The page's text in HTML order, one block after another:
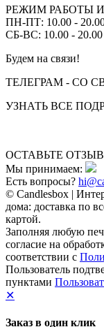
РЕЖИМ РАБОТЫ
ПН-ПТ: 10.00 -
СБ-ВС: 10.00 - 20.00
Будем на связи!
ТЕЛЕГРАМ - СО
УЗНАТЬ ВСЕ
ОСТАВЬТЕ
Мы принимаем:
Есть вопросы?
© Candlesbox |
дома: доставка по
картой.
Заполняя любую
согласие на
соответствии с
Пользователь
пунктами
✕
Заказ в один клик